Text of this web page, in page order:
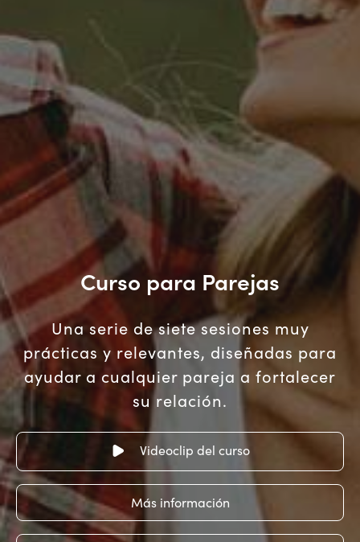
Curso para Parejas
Una serie de siete sesiones muy
prácticas y relevantes, diseñadas para
ayudar a cualquier pareja a fortalecer
su relación.
Videoclip del curso
Más información